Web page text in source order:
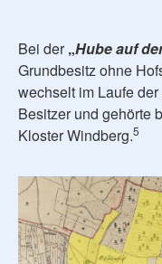
Bei der„Hube auf
Grundbesitz ohne
wechselt im Laufe
Besitzer und gehörte
Kloster Windberg.5